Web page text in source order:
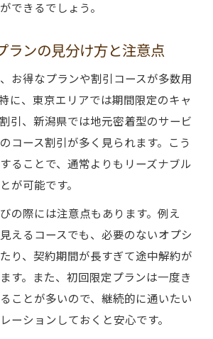
できるでしょう。
ランの見分け方と注意点
お得なプランや割引コースが多数用
に、東京エリアでは期間限定のキャ
引、新潟県では地元密着型のサービ
コース割引が多く見られます。こう
ることで、通常よりもリーズナブル
が可能です。
の際には注意点もあります。例え
えるコースでも、必要のないオプシ
り、契約期間が長すぎて途中解約が
す。また、初回限定プランは一度き
ことが多いので、継続的に通いたい
ーションしておくと安心です。